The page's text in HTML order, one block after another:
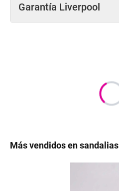
Garantía Liverpool
Más vendidos en sandalias